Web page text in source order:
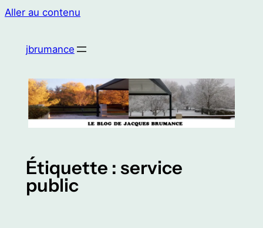
Aller au contenu
jbrumance
Étiquette : service
public